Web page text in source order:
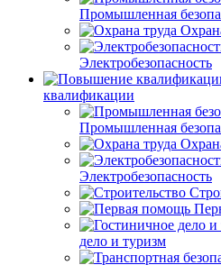
Промышленная
Электробезопасность
квалификации
Промышленная
Электробезопасность
дело и туризм